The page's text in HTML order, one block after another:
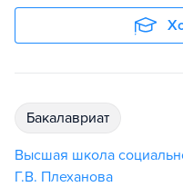
бакалавриат
Высшая школа
Г.В. Плеханова